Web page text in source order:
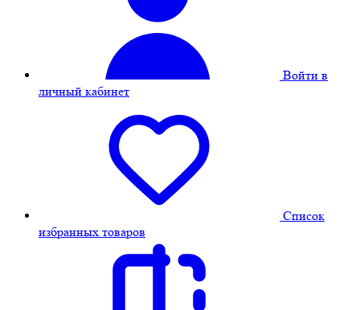
Войти в
личный кабинет
Cписок
избранных товаров